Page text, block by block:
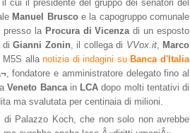
cui il presidente del gruppo dei senatori del
Manuel Bruscoe la capogruppo comunale
presso la Procura di Vicenza di un esposto
diGianni Zonin , il collega di VVox.it, Marco
M5S allanotizia di indagini suBanca d'Italia
, fondatore e amministratore delegato fino al
Veneto Bancain LCA dopo molti tentativi di
ma svalutata per centinaia di milioni.
di Palazzo Koch, che non solo non avrebbe